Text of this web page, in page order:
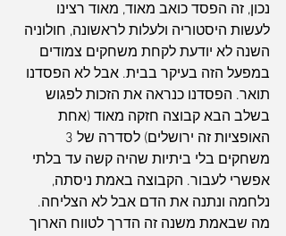
נכון, זה הפסד כואב מאוד, מאוד רצינו
לעשות היסטוריה ולעלות לראשונה, חולוניה
השנה לא יודעת לקחת משחקים צמודים
במפעל הזה בעיקר בבית. אבל לא הפסדנו
תואר. הפסדנו כנראה את הזכות לפגוש
בשלב הבא קבוצה חזקה מאוד (אחת
משחקים בלי ביתיות שהיה קשה עד בלתי
אפשרי לעבור. הקבוצה באמת ניסתה,
נלחמה ונתנה את הדם אבל לא הצליחה.
מה שבאמת משנה זה הדרך לטווח הארוך